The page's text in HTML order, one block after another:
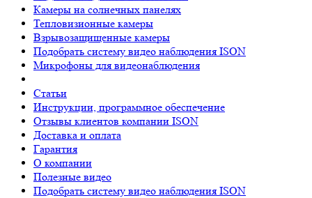
Камеры на солнечных панелях
Тепловизионные камеры
Взрывозащищенные камеры
Подобрать систему видео наблюдения ISON
Микрофоны для видеонаблюдения
Статьи
Инструкции, программное обеспечение
Отзывы клиентов компании ISON
Доставка и оплата
Гарантия
О компании
Полезные видео
Подобрать систему видео наблюдения ISON